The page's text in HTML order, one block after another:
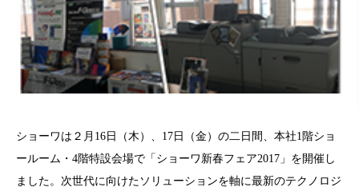
ショーワは２月16日（木）、17日（金）の二日間、本社1階ショ
ールーム・4階特設会場で「ショーワ新春フェア2017」を開催し
ました。次世代に向けたソリューションを軸に最新のテクノロジ